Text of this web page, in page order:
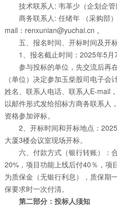
技术联系人: 韦革少（企划企管
商务联系人: 任绪年 （采购部
mail：renxunian@yuchai.cn 。
五、报名时间、开标时间及开标
1、报名截止时间：2025年5月7
参与投标的单位，先交流后再在
（单位）决定参加玉柴股司电子
姓名、联系人电话、联系人E-mail
以邮件形式发给招标方商务联系人
资格参加评标。
2、开标时间和开标地点：2025
大厦3楼会议室现场开标。
六、付款方式（银行转账）：
20%，项目功能上线后付40％，项
为质保金（无银行利息），质保期
保要求时一次付清。
第二部分：投标人须知